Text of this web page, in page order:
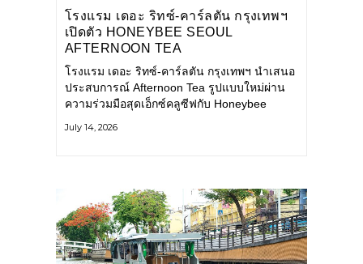
โรงแรม เดอะ ริทซ์-คาร์ลตัน กรุงเทพฯ
เปิดตัว HONEYBEE SEOUL
AFTERNOON TEA
COLLABORATION ณ คาเลโอ
(CALEŌ) ชวนสัมผัสเสน่ห์ของขนม
หวานร่วมสมัยจากกรุงโซล
โรงแรม เดอะ ริทซ์-คาร์ลตัน กรุงเทพฯ นำเสนอ
ประสบการณ์ Afternoon Tea รูปแบบใหม่ผ่าน
ความร่วมมือสุดเอ็กซ์คลูซีฟกับ Honeybee
ดังจากกรุงโซล นำโดยเชฟอึนจอง
July 14, 2026